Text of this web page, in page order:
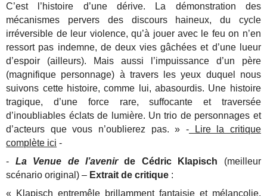
C’est l’histoire d’une dérive. La démonstration des
mécanismes pervers des discours haineux, du cycle
irréversible de leur violence, qu’à jouer avec le feu on n’en
ressort pas indemne, de deux vies gâchées et d’une lueur
d’espoir (ailleurs). Mais aussi l’impuissance d’un père
(magnifique personnage) à travers les yeux duquel nous
suivons cette histoire, comme lui, abasourdis. Une histoire
tragique, d’une force rare, suffocante et traversée
d’inoubliables éclats de lumière. Un trio de personnages et
d’acteurs que vous n’oublierez pas. » -Lire la critique
complète ici -
- La Venue de l’avenirde Cédric Klapisch (meilleur
scénario original) – Extrait de critique :
« Klapisch entremêle brillamment fantaisie et mélancolie,